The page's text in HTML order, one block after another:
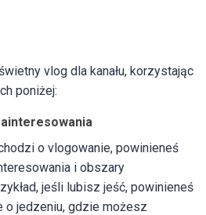
vlog dla kanału, korzystając
poniżej:
o vlogowanie, powinieneś
i obszary
jeśli lubisz jeść, powinieneś
o jedzeniu, gdzie możesz